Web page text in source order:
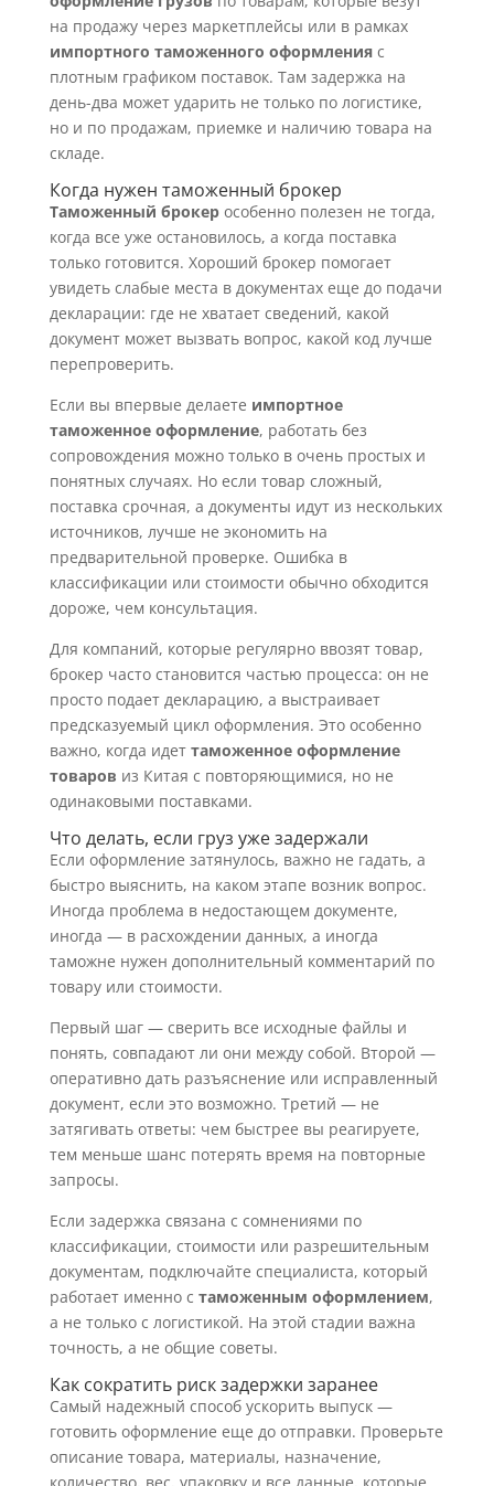
на продажу через маркетплейсы или в рамках
импортного таможенного оформленияс
плотным графиком поставок. Там задержка на
день-два может ударить не только по логистике,
но и по продажам, приемке и наличию товара на
складе.
Когда нужен таможенный брокер
Таможенный брокерособенно полезен не тогда,
когда все уже остановилось, а когда поставка
только готовится. Хороший брокер помогает
увидеть слабые места в документах еще до подачи
декларации: где не хватает сведений, какой
документ может вызвать вопрос, какой код лучше
перепроверить.
Если вы впервые делаете импортное
таможенное оформление, работать без
сопровождения можно только в очень простых и
понятных случаях. Но если товар сложный,
поставка срочная, а документы идут из нескольких
источников, лучше не экономить на
предварительной проверке. Ошибка в
классификации или стоимости обычно обходится
дороже, чем консультация.
Для компаний, которые регулярно ввозят товар,
брокер часто становится частью процесса: он не
просто подает декларацию, а выстраивает
предсказуемый цикл оформления. Это особенно
важно, когда идет таможенное оформление
товаров из Китая с повторяющимися, но не
одинаковыми поставками.
Что делать, если груз уже задержали
Если оформление затянулось, важно не гадать, а
быстро выяснить, на каком этапе возник вопрос.
Иногда проблема в недостающем документе,
иногда — в расхождении данных, а иногда
таможне нужен дополнительный комментарий по
товару или стоимости.
Первый шаг — сверить все исходные файлы и
понять, совпадают ли они между собой. Второй —
оперативно дать разъяснение или исправленный
документ, если это возможно. Третий — не
затягивать ответы: чем быстрее вы реагируете,
тем меньше шанс потерять время на повторные
запросы.
Если задержка связана с сомнениями по
классификации, стоимости или разрешительным
документам, подключайте специалиста, который
работает именно с таможенным оформлением,
а не только с логистикой. На этой стадии важна
точность, а не общие советы.
Как сократить риск задержки заранее
Самый надежный способ ускорить выпуск —
готовить оформление еще до отправки. Проверьте
описание товара, материалы, назначение,